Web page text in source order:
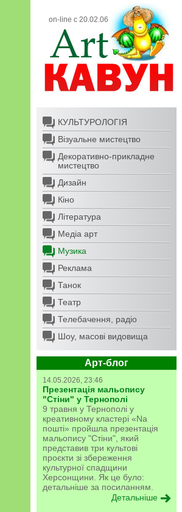
on-line с 20.02.06
КУЛЬТУРОЛОГІЯ
Візуальне мистецтво
Декоративно-прикладне
мистецтво
Дизайн
Кіно
Література
Медіа арт
Музика
Реклама
Танок
Театр
Телебачення, радіо
Шоу, масові видовища
Арт-блог
14.05.2026, 23:46
Презентація мальопису
"Стіни" у Тернополі
9 травня у Тернополі у
креативному кластері «Na
пошті» пройшла презентація
мальопису "Стіни", який
представив три культові
проєкти зі збереження
культурної спадщини
Херсонщини. Як це було:
детальніше за посиланням.
Детальніше